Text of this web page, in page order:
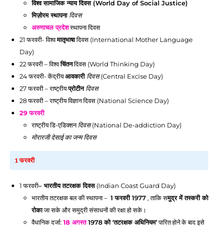
विश्व सामाजिक न्याय दिवस (World Day of Social Justice)
मिज़ोरम स्थापना दिवस
अरुणाचल प्रदेशस्थापना दिवस
21 फरवरी- विश्वमातृभाषादिवस (International Mother Language
Day)
22 फरवरी– विश्वचिंतनदिवस (World Thinking Day)
24 फरवरी- केंद्रीयआवकारी दिवस(Central Excise Day)
27 फरवरी– राष्ट्रीयप्रोटीन दिवस
28 फरवरी– राष्ट्रीय विज्ञान दिवस (National Science Day)
29 फरवरी
राष्ट्रीय डि-एडिक्शनदिवस(National De-addiction Day)
मोरारजी देसाई का जन्मदिवस
1 फरवरी
1 फरवरी– भारतीय तटरक्षक दिवस(Indian Coast Guard Day)
भारतीय तटरक्षक बल की स्थापना – 1 फरवरी1977 , ताकि समुद्र में तस्करी को
रोकाजा सके और समुद्री संसाधनों की रक्षा हो सके।
वैधानिक दर्जा: 18 अगस्त1978 को ‘तटरक्षक अधिनियम’पारित होने के बाद इसे